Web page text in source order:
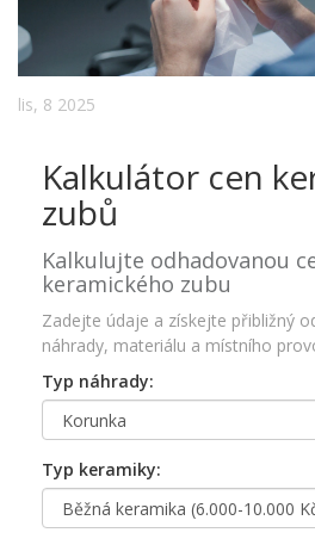
lis, 8 2025
Kalkulátor cen
zubů
Kalkulujte odhadovanou
keramického zubu
Zadejte údaje a získejte přibližný
náhrady, materiálu a místního
Typ náhrady:
Typ keramiky: